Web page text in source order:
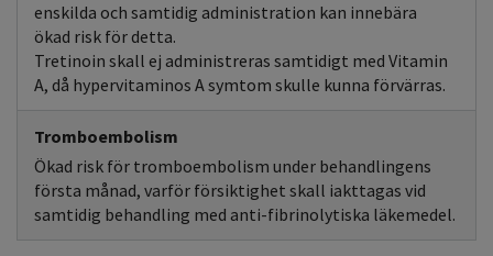
enskilda och samtidig administration kan innebära
ökad risk för detta.
Tretinoin skall ej administreras samtidigt med Vitamin
A, då hypervitaminos A symtom skulle kunna förvärras.
Tromboembolism
Ökad risk för tromboembolism under behandlingens
första månad, varför försiktighet skall iakttagas vid
samtidig behandling med anti-fibrinolytiska läkemedel.